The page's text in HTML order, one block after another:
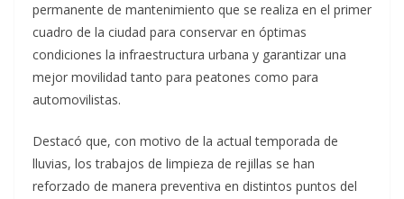
permanente de mantenimiento que se realiza en el primer
cuadro de la ciudad para conservar en óptimas
condiciones la infraestructura urbana y garantizar una
mejor movilidad tanto para peatones como para
automovilistas.
Destacó que, con motivo de la actual temporada de
lluvias, los trabajos de limpieza de rejillas se han
reforzado de manera preventiva en distintos puntos del